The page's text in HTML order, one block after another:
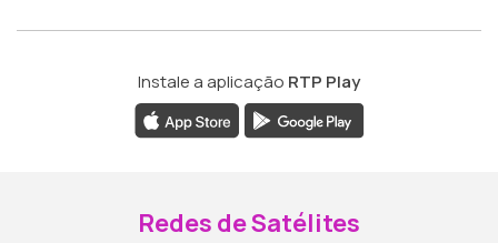
Instale a aplicação RTP Play
Redes de Satélites